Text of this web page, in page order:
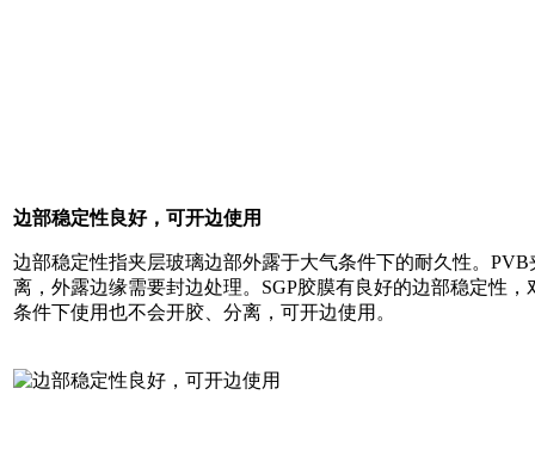
边部稳定性良好，可开边使用
边部稳定性指夹层玻璃边部外露于大气条件下的耐久性。
离，外露边缘需要封边处理。SGP胶膜有良好的边部稳定性
条件下使用也不会开胶、分离，可开边使用。